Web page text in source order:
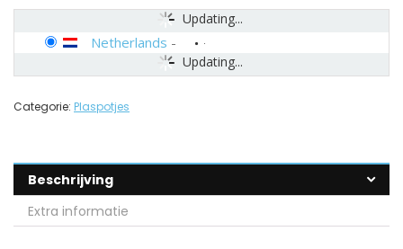
Updating...
Updating...
Netherlands -
Categorie: Plaspotjes
Beschrijving
Extra informatie